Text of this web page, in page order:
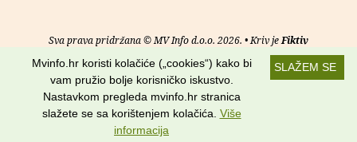
Sva prava pridržana © MV Info d.o.o. 2026. • Kriv jeFiktiv
O nama• Pomoć• Uvjeti korištenja•RSS kanali
Potraži nas na:
SLAŽEM SE
Mvinfo.hr koristi kolačiće („cookies“) kako bi
vam pružio bolje korisničko iskustvo.
Nastavkom pregleda mvinfo.hr stranica
slažete se sa korištenjem kolačića. Više
informacija